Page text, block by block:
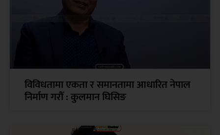
विविधतामा एकता र समानतामा आधारित नेपाल
निर्माण गरौँ : कुलमान घिसिङ